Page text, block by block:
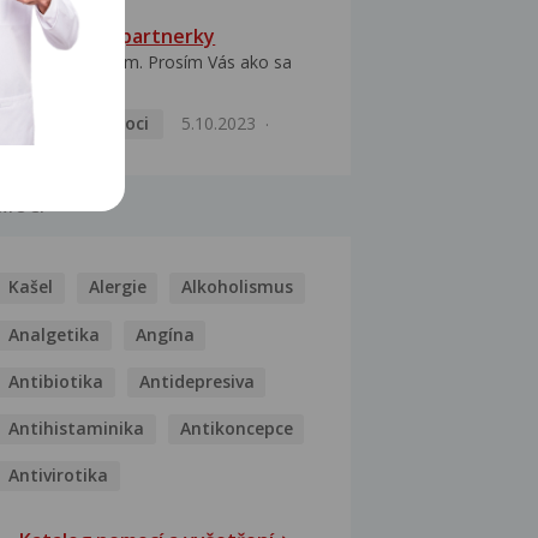
HPV typ 52 u partnerky
Dobrý deň prajem. Prosím Vás ako sa
Pohlavní nemoci
5.10.2023
Kašel Alergie Alkoholismus
Analgetika Angína
Antibiotika Antidepresiva
Antihistaminika Antikoncepce
Antivirotika